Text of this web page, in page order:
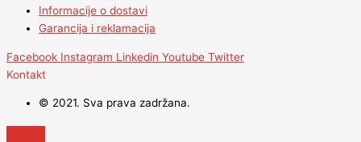
Informacije o dostavi
Garancija i reklamacija
Facebook Instagram Linkedin Youtube Twitter
Kontakt
© 2021. Sva prava zadržana.